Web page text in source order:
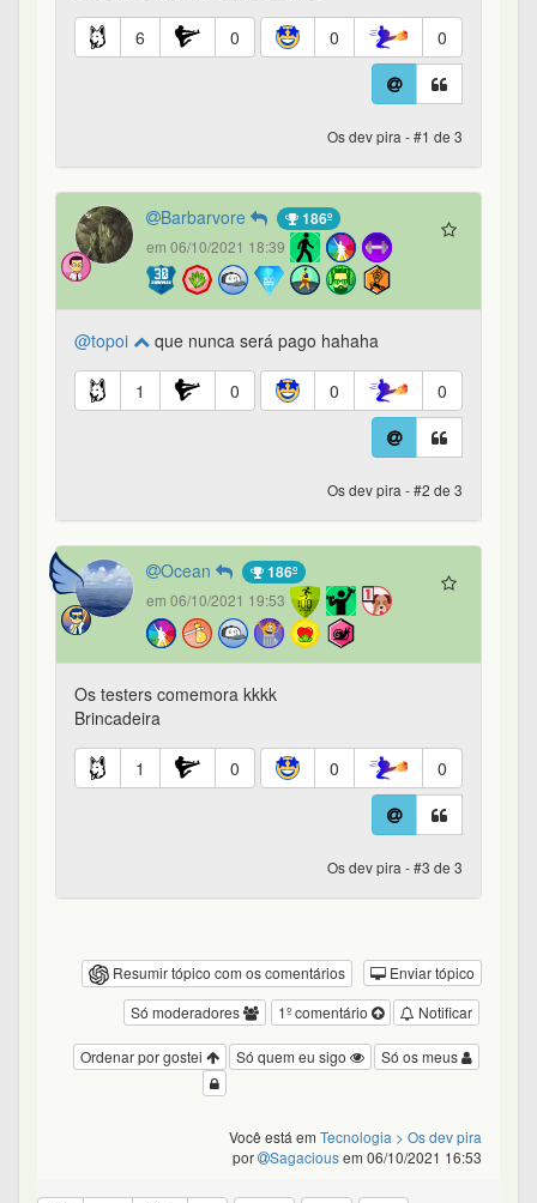
6 0 0 0
Os dev pira - #1 de 3
Barbarvore 186º
em 06/10/2021 18:39
@topoi que nunca será pago hahaha
1 0 0 0
Os dev pira - #2 de 3
Ocean 186º
em 06/10/2021 19:53
Os testers comemora kkkk
Brincadeira
1 0 0 0
Os dev pira - #3 de 3
Resumir tópico com os comentários
Enviar tópico
Notificar
1º comentário
Só moderadores
Só os meus
Só quem eu sigo
Ordenar por gostei
Você está em Tecnologia > Os dev pira
por
Sagaciousem 06/10/2021 16:53